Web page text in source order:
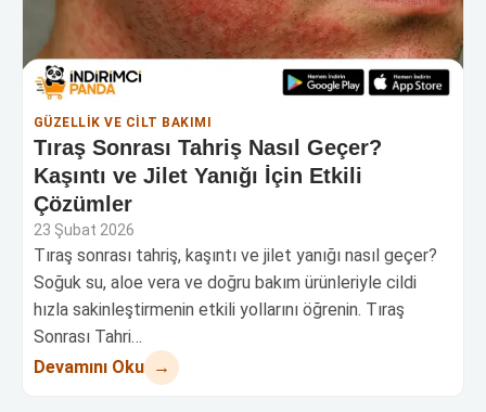
GÜZELLIK VE CILT BAKIMI
Tıraş Sonrası Tahriş Nasıl Geçer?
Kaşıntı ve Jilet Yanığı İçin Etkili
Çözümler
23 Şubat 2026
Tıraş sonrası tahriş, kaşıntı ve jilet yanığı nasıl geçer?
Soğuk su, aloe vera ve doğru bakım ürünleriyle cildi
hızla sakinleştirmenin etkili yollarını öğrenin. Tıraş
Sonrası Tahri…
Devamını Oku →